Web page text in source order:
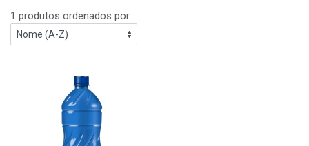
1 produtos ordenados por: